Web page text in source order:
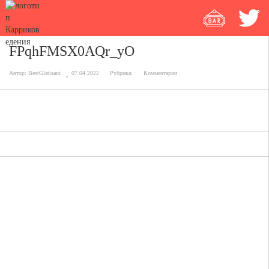
FPqhFMSX0AQr_yO
Автор: BestGlatisant 07.04.2022 Рубрика: Комментарии